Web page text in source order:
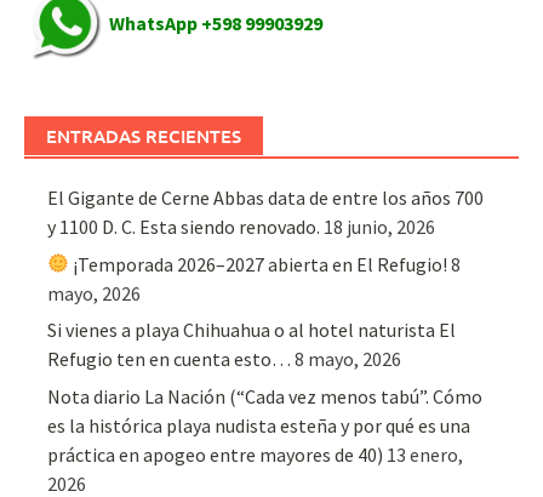
WhatsApp +598 99903929
ENTRADAS RECIENTES
El Gigante de Cerne Abbas data de entre los años 700
y 1100 D. C. Esta siendo renovado. 18 junio, 2026
¡Temporada 2026–2027 abierta en El Refugio! 8
mayo, 2026
Si vienes a playa Chihuahua o al hotel naturista El
Refugio ten en cuenta esto… 8 mayo, 2026
Nota diario La Nación (“Cada vez menos tabú”. Cómo
es la histórica playa nudista esteña y por qué es una
práctica en apogeo entre mayores de 40) 13 enero,
2026